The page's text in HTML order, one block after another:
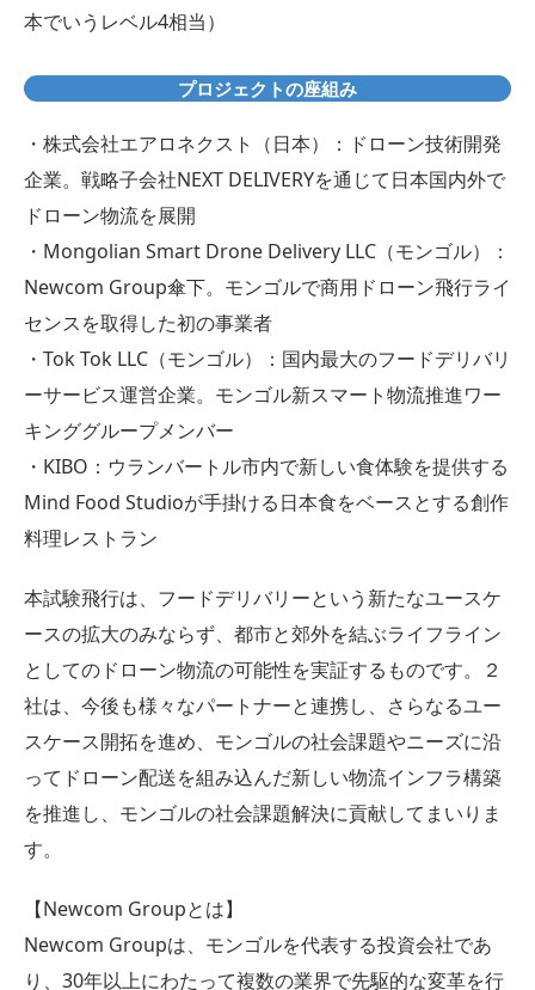
本でいうレベル4相当）
プロジェクトの座組み
・株式会社エアロネクスト（日本）：ドローン技術開発
企業。戦略子会社NEXT DELIVERYを通じて日本国内外で
ドローン物流を展開
・Mongolian Smart Drone Delivery LLC（モンゴル）：
Newcom Group傘下。モンゴルで商用ドローン飛行ライ
センスを取得した初の事業者
・Tok Tok LLC（モンゴル）：国内最大のフードデリバリ
ーサービス運営企業。モンゴル新スマート物流推進ワー
キンググループメンバー
・KIBO：ウランバートル市内で新しい食体験を提供する
Mind Food Studioが手掛ける日本食をベースとする創作
料理レストラン
本試験飛行は、フードデリバリーという新たなユースケ
ースの拡大のみならず、都市と郊外を結ぶライフライン
としてのドローン物流の可能性を実証するものです。２
社は、今後も様々なパートナーと連携し、さらなるユー
スケース開拓を進め、モンゴルの社会課題やニーズに沿
ってドローン配送を組み込んだ新しい物流インフラ構築
を推進し、モンゴルの社会課題解決に貢献してまいりま
す。
【Newcom Groupとは】
Newcom Groupは、モンゴルを代表する投資会社であ
り、30年以上にわたって複数の業界で先駆的な変革を行